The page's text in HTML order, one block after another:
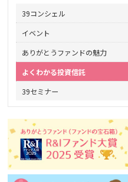
39コンシェル
イベント
ありがとうファンドの魅力
よくわかる投資信託
39セミナー